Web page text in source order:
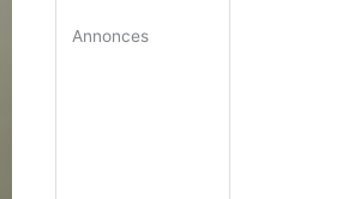
Annonces